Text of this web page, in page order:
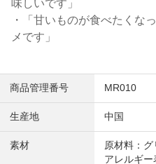
味しいです」
・「甘いものが食べたくな
メです」
商品管理番号 MR010
生産地 中国
素材
原材料：
アレルギー